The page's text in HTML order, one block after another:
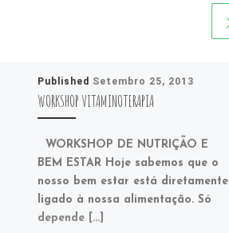
Published Setembro 25, 2013
WORKSHOP VITAMINOTERAPIA
WORKSHOP DE NUTRIÇÃO E
BEM ESTAR Hoje sabemos que o
nosso bem estar está diretamente
ligado à nossa alimentação. Só
depende […]